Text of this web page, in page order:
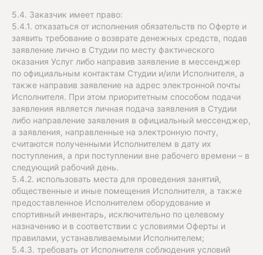
5.4. Заказчик имеет право:
5.4.1. отказаться от исполнения обязательств по Оферте и
заявить требование о возврате денежных средств, подав
заявление лично в Студии по месту фактического
оказания Услуг либо направив заявление в мессенджер
по официальным контактам Студии и/или Исполнителя, а
также направив заявление на адрес электронной почты
Исполнителя. При этом приоритетным способом подачи
заявления является личная подача заявления в Студии
либо направление заявления в официальный мессенджер,
а заявления, направленные на электронную почту,
считаются полученными Исполнителем в дату их
поступления, а при поступлении вне рабочего времени – в
следующий рабочий день.
5.4.2. использовать места для проведения занятий,
общественные и иные помещения Исполнителя, а также
предоставленное Исполнителем оборудование и
спортивный инвентарь, исключительно по целевому
назначению и в соответствии с условиями Оферты и
правилами, устанавливаемыми Исполнителем;
5.4.3. требовать от Исполнителя соблюдения условий